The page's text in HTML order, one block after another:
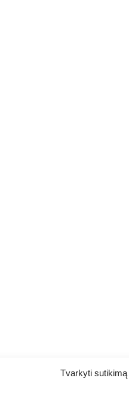
Tvarkyti sutikimą